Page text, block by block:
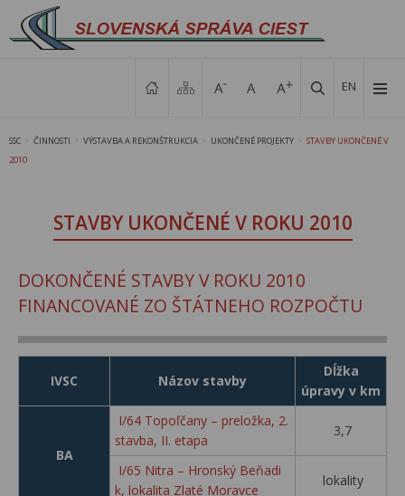
EN
SSC ČINNOSTI VÝSTAVBA A REKONŠTRUKCIA UKONČENÉ PROJEKTY
STAVBY UKONČENÉ V
2010
STAVBY UKONČENÉ V ROKU 2010
DOKONČENÉ STAVBY V ROKU 2010
FINANCOVANÉ ZO ŠTÁTNEHO ROZPOČTU
IVSC Názov stavby
Dĺžka
úpravy v km
BA
I/64 Topoľčany – preložka, 2.
stavba, II. etapa
3,7
I/65 Nitra – Hronský Beňadi
k, lokalita Zlaté Moravce
lokality